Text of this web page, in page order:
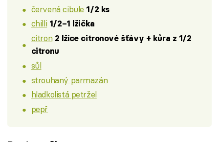
červená cibule 1/2 ks
chilli 1/2–1 lžička
citron 2 lžíce citronové šťávy + kůra z 1/2
citronu
sůl
strouhaný parmazán
hladkolistá petržel
pepř